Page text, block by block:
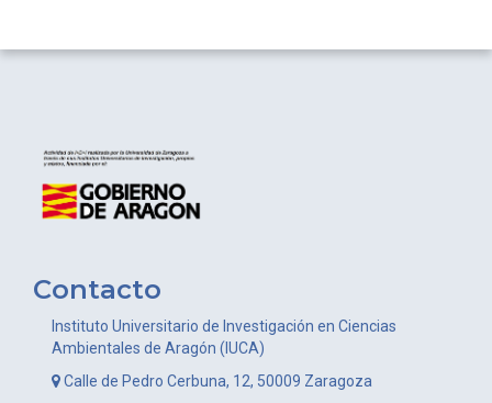
Contacto
Instituto Universitario de Investigación en Ciencias
Ambientales de Aragón (IUCA)
Calle de Pedro Cerbuna, 12, 50009 Zaragoza